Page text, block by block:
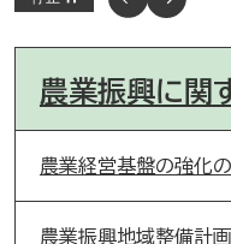
農業振興に関
農業経営基盤の強化
農業振興地域整備計